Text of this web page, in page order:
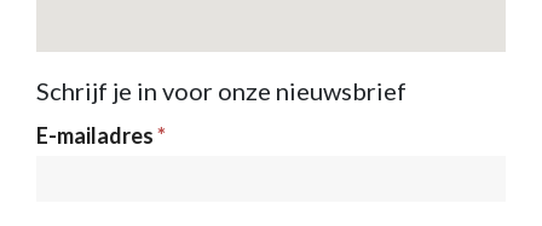
Schrijf je in voor onze nieuwsbrief
Nieuwsbrief
E-mailadres*